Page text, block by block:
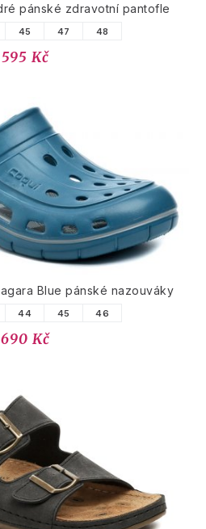
pánské zdravotní pantofle
45 47 48
595 Kč
Blue pánské nazouváky
44 45 46
690 Kč